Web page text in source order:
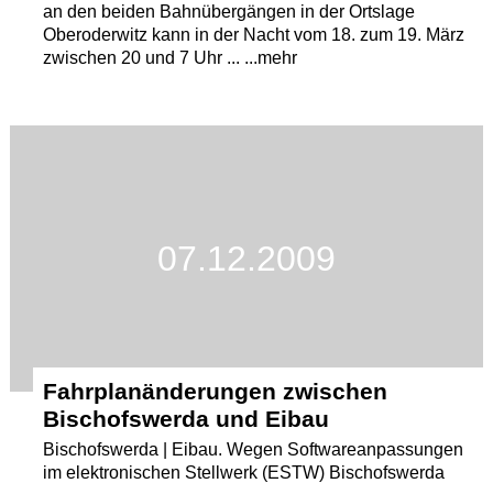
an den beiden Bahnübergängen in der Ortslage
Oberoderwitz kann in der Nacht vom 18. zum 19. März
zwischen 20 und 7 Uhr ... ...mehr
07.12.2009
Fahrplanänderungen zwischen
Bischofswerda und Eibau
Bischofswerda | Eibau. Wegen Softwareanpassungen
im elektronischen Stellwerk (ESTW) Bischofswerda